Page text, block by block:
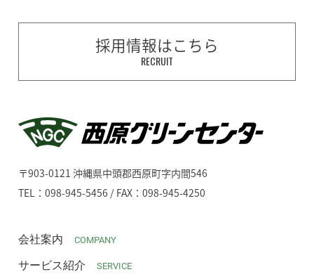
採用情報はこちら
RECRUIT
〒903-0121 沖縄県中頭郡西原町字内間546
TEL：098-945-5456 / FAX：098-945-4250
会社案内 COMPANY
サービス紹介 SERVICE